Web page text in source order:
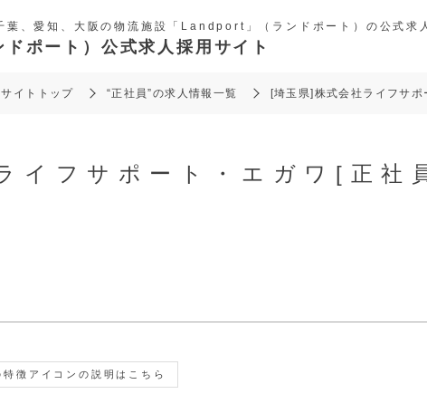
葉、愛知、大阪の物流施設「Landport」（ランドポート）の公式求
ポート）公式求人採用サイト
イトトップ “正社員”の求人情報一覧 [埼玉県]株式会社ライフサ
イフサポート・エガワ[正社
特徴アイコンの説明はこちら